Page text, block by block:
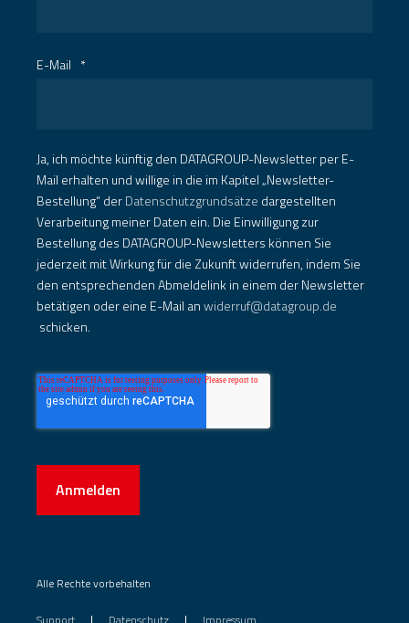
E-Mail *
Ja, ich möchte künftig den DATAGROUP-Newsletter per E-
Mail erhalten und willige in die im Kapitel „Newsletter-
Bestellung“ derDatenschutzgrundsätze dargestellten
Verarbeitung meiner Daten ein. Die Einwilligung zur
Bestellung des DATAGROUP-Newsletters können Sie
jederzeit mit Wirkung für die Zukunft widerrufen, indem Sie
den entsprechenden Abmeldelink in einem der Newsletter
betätigen oder eine E-Mail anwiderruf@datagroup.de
schicken.
Anmelden
Alle Rechte vorbehalten